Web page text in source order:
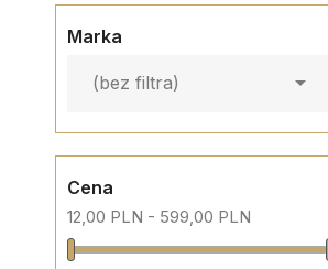
Marka
(bez filtra) 
Cena
12,00 PLN - 599,00 PLN